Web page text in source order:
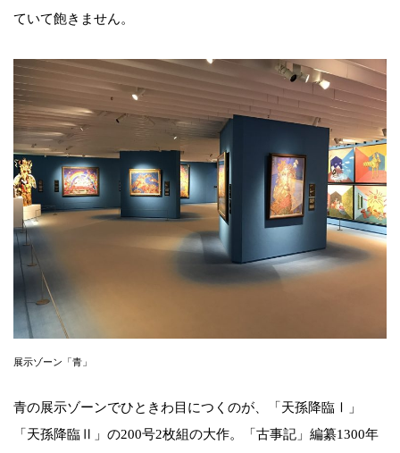
ていて飽きません。
展示ゾーン「青」
青の展示ゾーンでひときわ目につくのが、「天孫降臨Ⅰ」
「天孫降臨Ⅱ」の200号2枚組の大作。「古事記」編纂1300年